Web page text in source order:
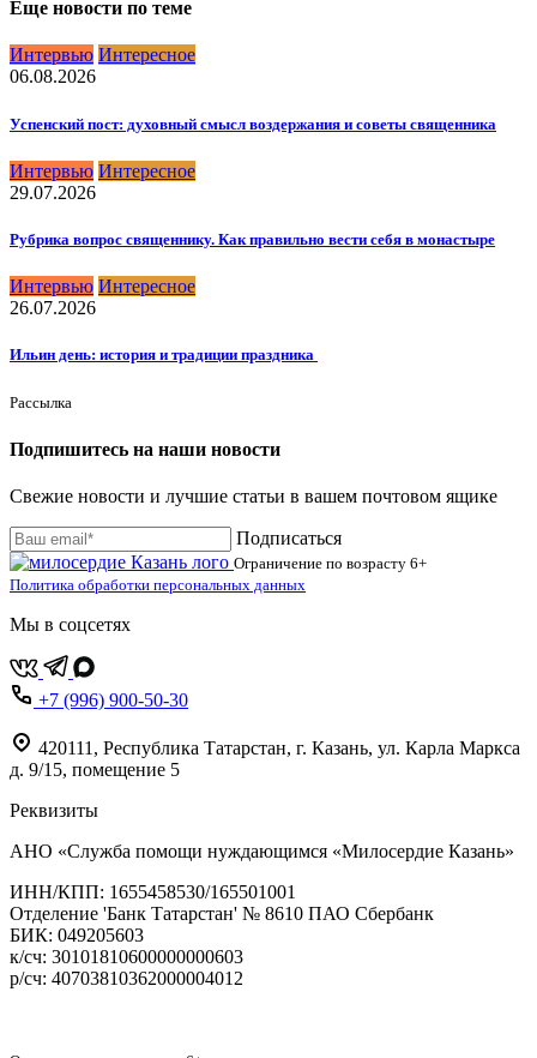
Еще новости по теме
Интервью Интересное
06.08.2026
Успенский пост: духовный смысл воздержания и советы священника
Интервью Интересное
29.07.2026
Рубрика вопрос священнику. Как правильно вести себя в монастыре
Интервью Интересное
26.07.2026
Ильин день: история и традиции праздника
Рассылка
Подпишитесь на наши новости
Свежие новости и лучшие статьи в вашем почтовом ящике
Подписаться
Ограничение по возрасту 6+
Политика обработки персональных данных
Мы в соцсетях
+7 (996) 900-50-30
420111 , Республика Татарстан, г. Казань, ул. Карла Маркса
д. 9/15, помещение 5
Реквизиты
АНО «Служба помощи нуждающимся «Милосердие Казань»
‌ИНН/КПП: 1655458530/165501001
Отделение 'Банк Татарстан' № 8610 ПАО Сбербанк
БИК: 049205603
‌к/сч: 30101810600000000603
р/сч: 40703810362000004012